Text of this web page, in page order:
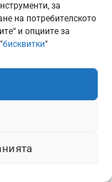
за
на потребителското
и опциите за
бисквитки"
и сода за
за хляб.
часа,
метална четка.